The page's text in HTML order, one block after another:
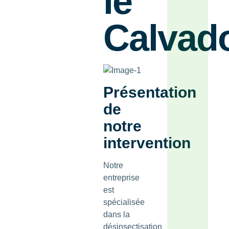
Présentation
de
notre
intervention
Notre
entreprise
est
spécialisée
dans la
désinsectisation